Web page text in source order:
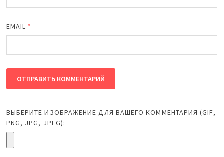
EMAIL *
ВЫБЕРИТЕ ИЗОБРАЖЕНИЕ ДЛЯ ВАШЕГО КОММЕНТАРИЯ (GIF,
PNG, JPG, JPEG):